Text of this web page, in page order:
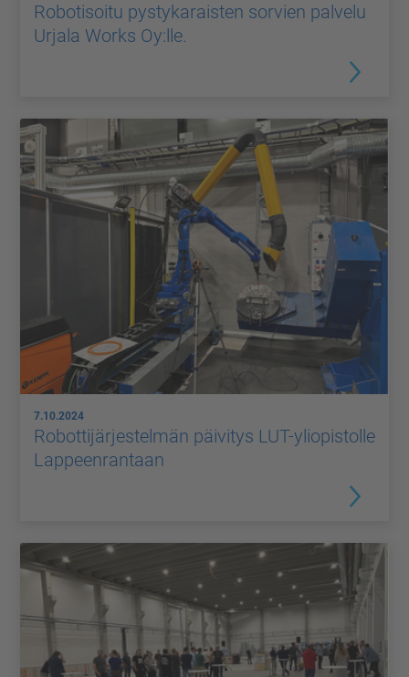
Robotisoitu pystykaraisten sorvien palvelu
Urjala Works Oy:lle.
7.10.2024
Robottijärjestelmän päivitys LUT-yliopistolle
Lappeenrantaan